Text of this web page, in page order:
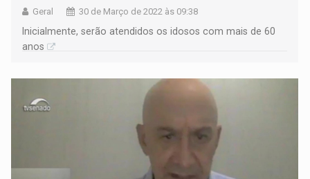
Geral 30 de Março de 2022 às 09:38
Inicialmente, serão atendidos os idosos com mais de 60
anos